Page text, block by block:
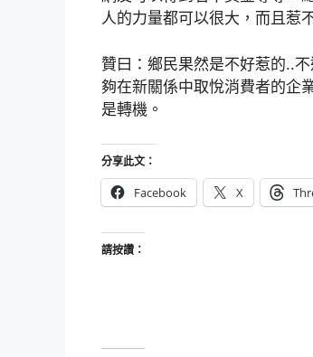
人的力量都可以很大，而且惹
贊曰：鄉民果然是不好惹的..
夠在新關係中取悅消費者的企
是轉機。
分享此文：
Facebook X
請按讚：